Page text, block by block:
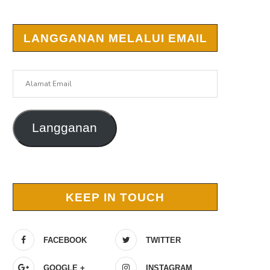
LANGGANAN MELALUI EMAIL
Langganan
KEEP IN TOUCH
FACEBOOK TWITTER
GOOGLE + INSTAGRAM